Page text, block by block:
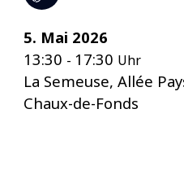
5. Mai 2026
13:30 - 17:30 Uhr
La Semeuse, Allée
Chaux-de-Fonds